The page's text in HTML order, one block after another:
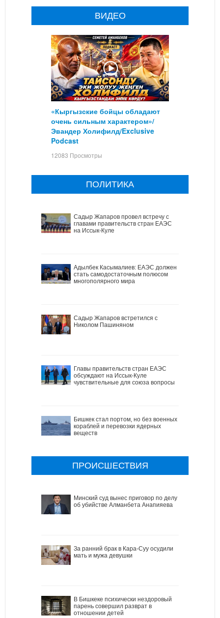
ВИДЕО
«Кыргызские бойцы обладают
очень сильным характером»/
Эвандер Холифилд/Exclusive
Podcast
12083 Просмотры
ПОЛИТИКА
Садыр Жапаров провел встречу с
главами правительств стран ЕАЭС
на Иссык-Куле
Адылбек Касымалиев: ЕАЭС должен
стать самодостаточным полюсом
многополярного мира
Садыр Жапаров встретился с
Николом Пашиняном
Главы правительств стран ЕАЭС
обсуждают на Иссык-Куле
чувствительные для союза вопросы
Бишкек стал портом, но без военных
кораблей и перевозки ядерных
веществ
ПРОИСШЕСТВИЯ
Минский суд вынес приговор по делу
об убийстве Алманбета Анапияева
За ранний брак в Кара-Суу осудили
мать и мужа девушки
В Бишкеке психически нездоровый
парень совершил разврат в
отношении детей